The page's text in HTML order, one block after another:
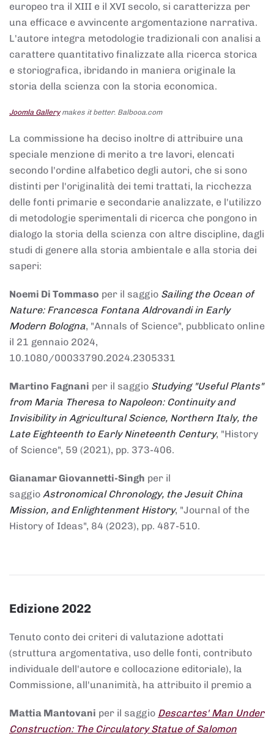
europeo tra il XIII e il XVI secolo, si caratterizza per
una efficace e avvincente argomentazione narrativa.
L'autore integra metodologie tradizionali con analisi a
carattere quantitativo finalizzate alla ricerca storica
e storiografica, ibridando in maniera originale la
storia della scienza con la storia economica.
Joomla Gallerymakes it better. Balbooa.com
La commissione ha deciso inoltre di attribuire una
speciale menzione di merito a tre lavori, elencati
secondo l'ordine alfabetico degli autori, che si sono
distinti per l'originalità dei temi trattati, la ricchezza
delle fonti primarie e secondarie analizzate, e l'utilizzo
di metodologie sperimentali di ricerca che pongono in
dialogo la storia della scienza con altre discipline, dagli
studi di genere alla storia ambientale e alla storia dei
saperi:
Noemi Di Tommaso per il saggio Sailing the Ocean of
Nature: Francesca Fontana Aldrovandi in Early
Modern Bologna, "Annals of Science", pubblicato online
il 21 gennaio 2024,
10.1080/00033790.2024.2305331
Martino Fagnani per il saggio Studying "Useful Plants"
from Maria Theresa to Napoleon: Continuity and
Invisibility in Agricultural Science, Northern Italy, the
Late Eighteenth to Early Nineteenth Century, "History
of Science", 59 (2021), pp. 373-406.
Gianamar Giovannetti-Singh per il
saggio Astronomical Chronology, the Jesuit China
Mission, and Enlightenment History, "Journal of the
History of Ideas", 84 (2023), pp. 487-510.
Edizione 2022
Tenuto conto dei criteri di valutazione adottati
(struttura argomentativa, uso delle fonti, contributo
individuale dell'autore e collocazione editoriale), la
Commissione, all'unanimità, ha attribuito il premio a
Mattia Mantovani per il saggio Descartes' Man Under
Construction: The Circulatory Statue of Salomon